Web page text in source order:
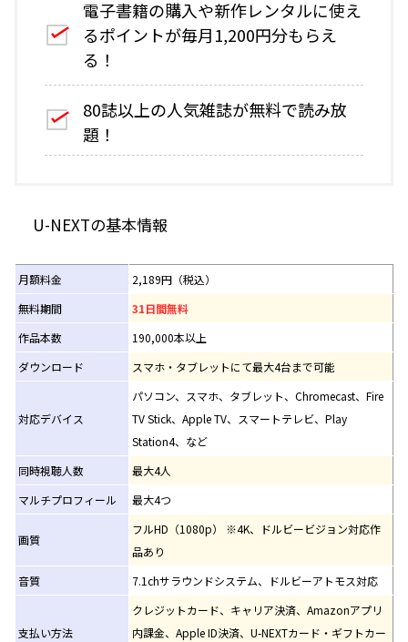
電子書籍の購入や新作レンタルに使え
るポイントが毎月1,200円分もらえ
る！
80誌以上の人気雑誌が無料で読み放
題！
U-NEXTの基本情報
月額料金
2,189円（税込）
無料期間
31日間無料
作品本数
190,000本以上
ダウンロード
スマホ・タブレットにて最大4台まで可能
対応デバイス
パソコン、スマホ、タブレット、Chromecast、Fire
TV Stick、Apple TV、スマートテレビ、Play
Station4、など
同時視聴人数
最大4人
マルチプロフィール
最大4つ
画質
フルHD（1080p） ※4K、ドルビービジョン対応作
品あり
音質
7.1chサラウンドシステム、ドルビーアトモス対応
支払い方法
クレジットカード、キャリア決済、Amazonアプリ
内課金、Apple ID決済、U-NEXTカード・ギフトカー